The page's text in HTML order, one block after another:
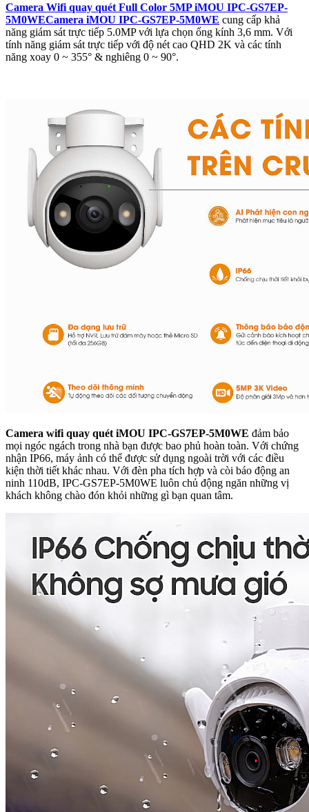
Camera Wifi quay quét Full Color 5MP iMOU IPC-GS7EP-
5M0WECamera iMOU IPC-GS7EP-5M0WE cung cấp khả
năng giám sát trực tiếp 5.0MP với lựa chọn ống kính 3,6 mm. Với
tính năng giám sát trực tiếp với độ nét cao QHD 2K và các tính
năng xoay 0 ~ 355° & nghiêng 0 ~ 90°.
Camera wifi quay quét iMOU IPC-GS7EP-5M0WE đảm bảo
mọi ngóc ngách trong nhà bạn được bao phủ hoàn toàn. Với chứng
nhận IP66, máy ảnh có thể được sử dụng ngoài trời với các điều
kiện thời tiết khác nhau. Với đèn pha tích hợp và còi báo động an
ninh 110dB, IPC-GS7EP-5M0WE luôn chủ động ngăn những vị
khách không chào đón khỏi những gì bạn quan tâm.